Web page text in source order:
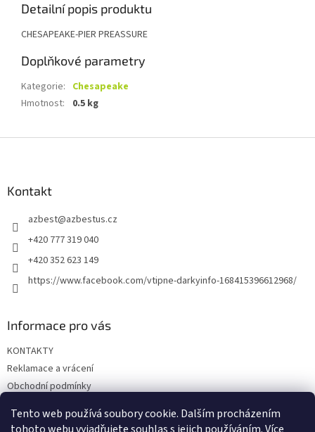
Tento web používá soubory cookie. Dalším procházením
Detailní popis produktu
CHESAPEAKE-PIER PREASSURE
Doplňkové parametry
Kategorie: Chesapeake
Hmotnost: 0.5 kg
Kontakt
azbest@azbestus.cz
+420 777 319 040
+420 352 623 149
https://www.facebook.com/vtipne-darkyinfo-168415396612968/
Informace pro vás
KONTAKTY
Reklamace a vrácení
Obchodní podmínky
Doprava a platba